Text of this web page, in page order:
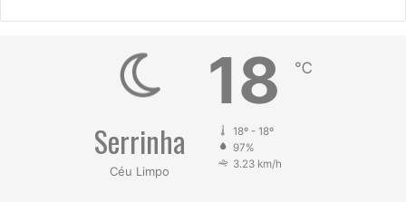
Serrinha
Céu Limpo
18 ℃
18º - 18º
97%
3.23 km/h